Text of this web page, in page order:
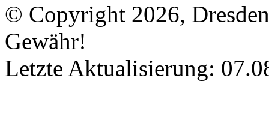
© Copyright 2026,
Gewähr!
Letzte Aktualisierung: